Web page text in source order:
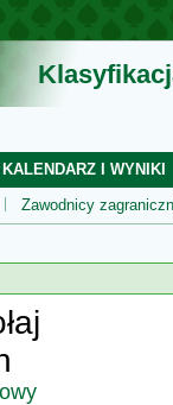
KALENDARZ I WYNIKI
Zawodnicy